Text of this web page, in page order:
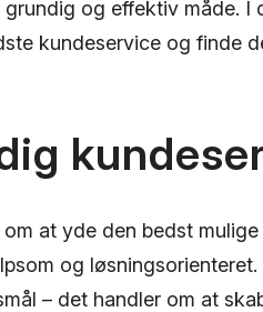
og effektiv måde.
kundeservice og finde
at yde den bedst
og løsningsorienteret.
– det handler om at